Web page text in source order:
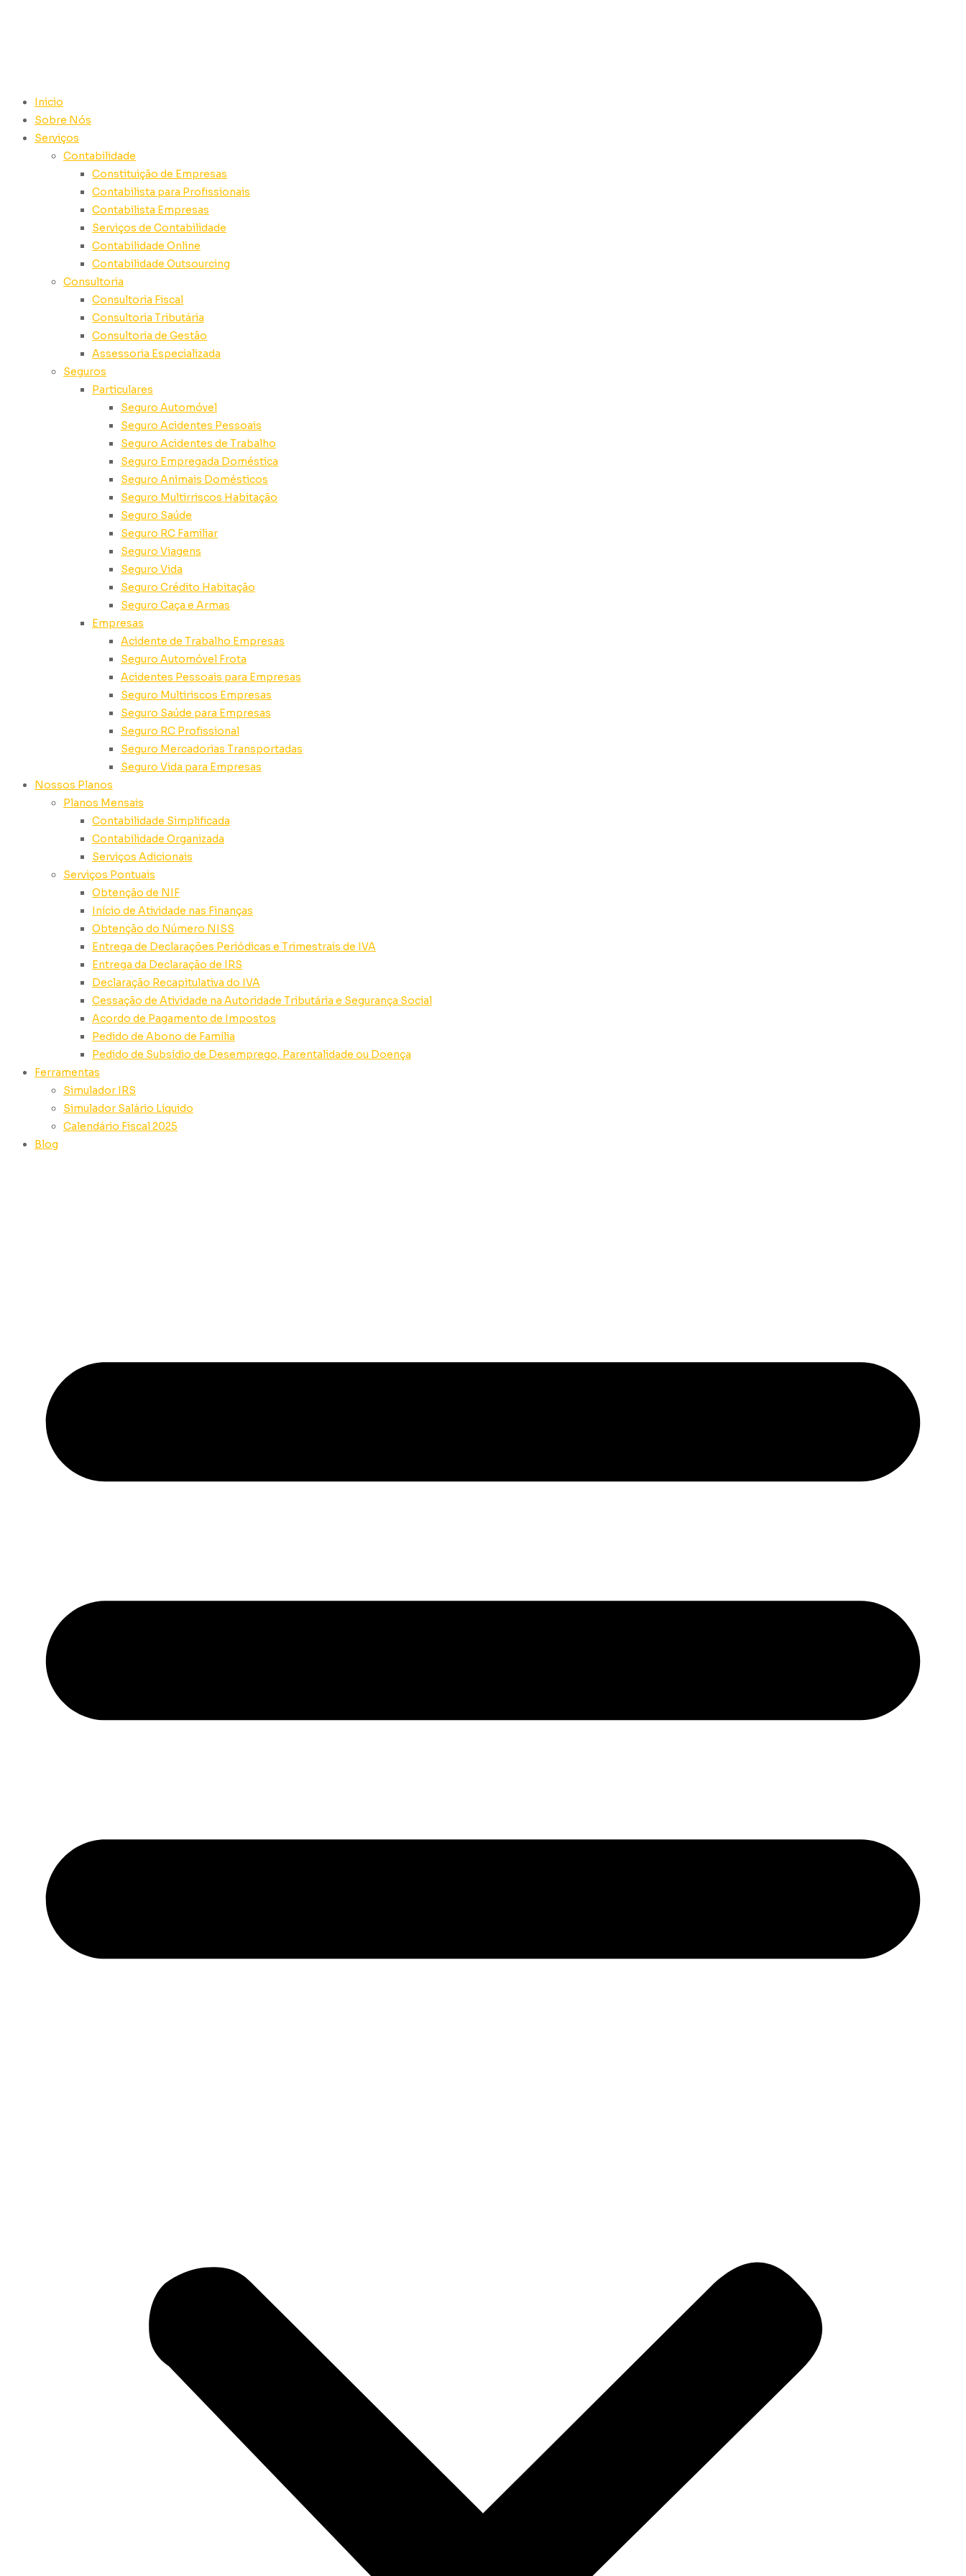
Inicio
Sobre Nós
Serviços
Contabilidade
Constituição de Empresas
Contabilista para Profissionais
Contabilista Empresas
Serviços de Contabilidade
Contabilidade Online
Contabilidade Outsourcing
Consultoria
Consultoria Fiscal
Consultoria Tributária
Consultoria de Gestão
Assessoria Especializada
Seguros
Particulares
Seguro Automóvel
Seguro Acidentes Pessoais
Seguro Acidentes de Trabalho
Seguro Empregada Doméstica
Seguro Animais Domésticos
Seguro Multirriscos Habitação
Seguro Saúde
Seguro RC Familiar
Seguro Viagens
Seguro Vida
Seguro Crédito Habitação
Seguro Caça e Armas
Empresas
Acidente de Trabalho Empresas
Seguro Automóvel Frota
Acidentes Pessoais para Empresas
Seguro Multiriscos Empresas
Seguro Saúde para Empresas
Seguro RC Profissional
Seguro Mercadorias Transportadas
Seguro Vida para Empresas
Nossos Planos
Planos Mensais
Contabilidade Simplificada
Contabilidade Organizada
Serviços Adicionais
Serviços Pontuais
Obtenção de NIF
Início de Atividade nas Finanças
Obtenção do Número NISS
Entrega de Declarações Periódicas e Trimestrais de IVA
Entrega da Declaração de IRS
Declaração Recapitulativa do IVA
Cessação de Atividade na Autoridade Tributária e Segurança Social
Acordo de Pagamento de Impostos
Pedido de Abono de Família
Pedido de Subsídio de Desemprego, Parentalidade ou Doença
Ferramentas
Simulador IRS
Simulador Salário Líquido
Calendário Fiscal 2025
Blog